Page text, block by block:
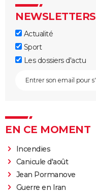
NEWSLETTERS
Actualité
Sport
Les dossiers d'actu
EN CE MOMENT
Incendies
Canicule d'août
Jean Pormanove
Guerre en Iran